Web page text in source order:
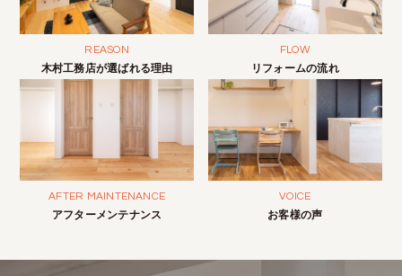
REASON
木村工務店が選ばれる理由
FLOW
リフォームの流れ
AFTER MAINTENANCE
アフターメンテナンス
VOICE
お客様の声